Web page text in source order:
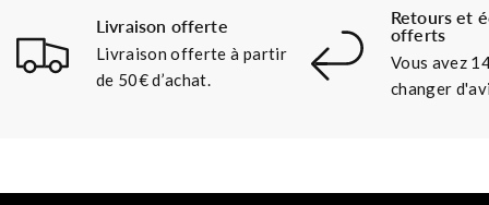
Livraison offerte
Livraison offerte à partir
de 50€ d’achat.
Retours et
offerts
Vous avez
changer